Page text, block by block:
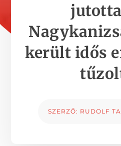
került idős
SZERZŐ: RUDOLF